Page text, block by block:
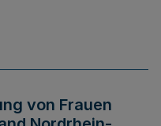
von Frauen